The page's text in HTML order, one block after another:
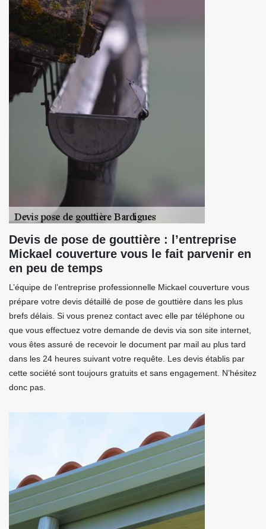
Devis de pose de gouttière : l’entreprise
Mickael couverture vous le fait parvenir en
en peu de temps
L’équipe de l’entreprise professionnelle Mickael couverture vous
prépare votre devis détaillé de pose de gouttière dans les plus
brefs délais. Si vous prenez contact avec elle par téléphone ou
que vous effectuez votre demande de devis via son site internet,
vous êtes assuré de recevoir le document par mail au plus tard
dans les 24 heures suivant votre requête. Les devis établis par
cette société sont toujours gratuits et sans engagement. N’hésitez
donc pas.